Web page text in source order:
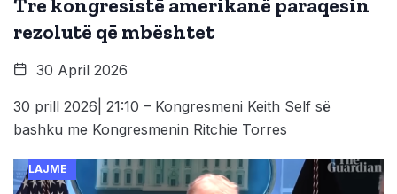
Tre kongresistë amerikanë paraqesin
rezolutë që mbështet
30 April 2026
30 prill 2026| 21:10 – Kongresmeni Keith Self së
bashku me Kongresmenin Ritchie Torres
LAJME